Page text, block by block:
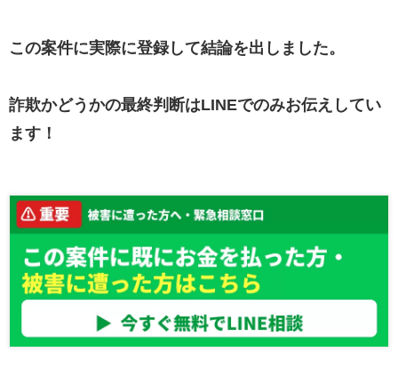
この案件に実際に登録して結論を出しました。
詐欺かどうかの最終判断はLINEでのみお伝えしてい
ます！